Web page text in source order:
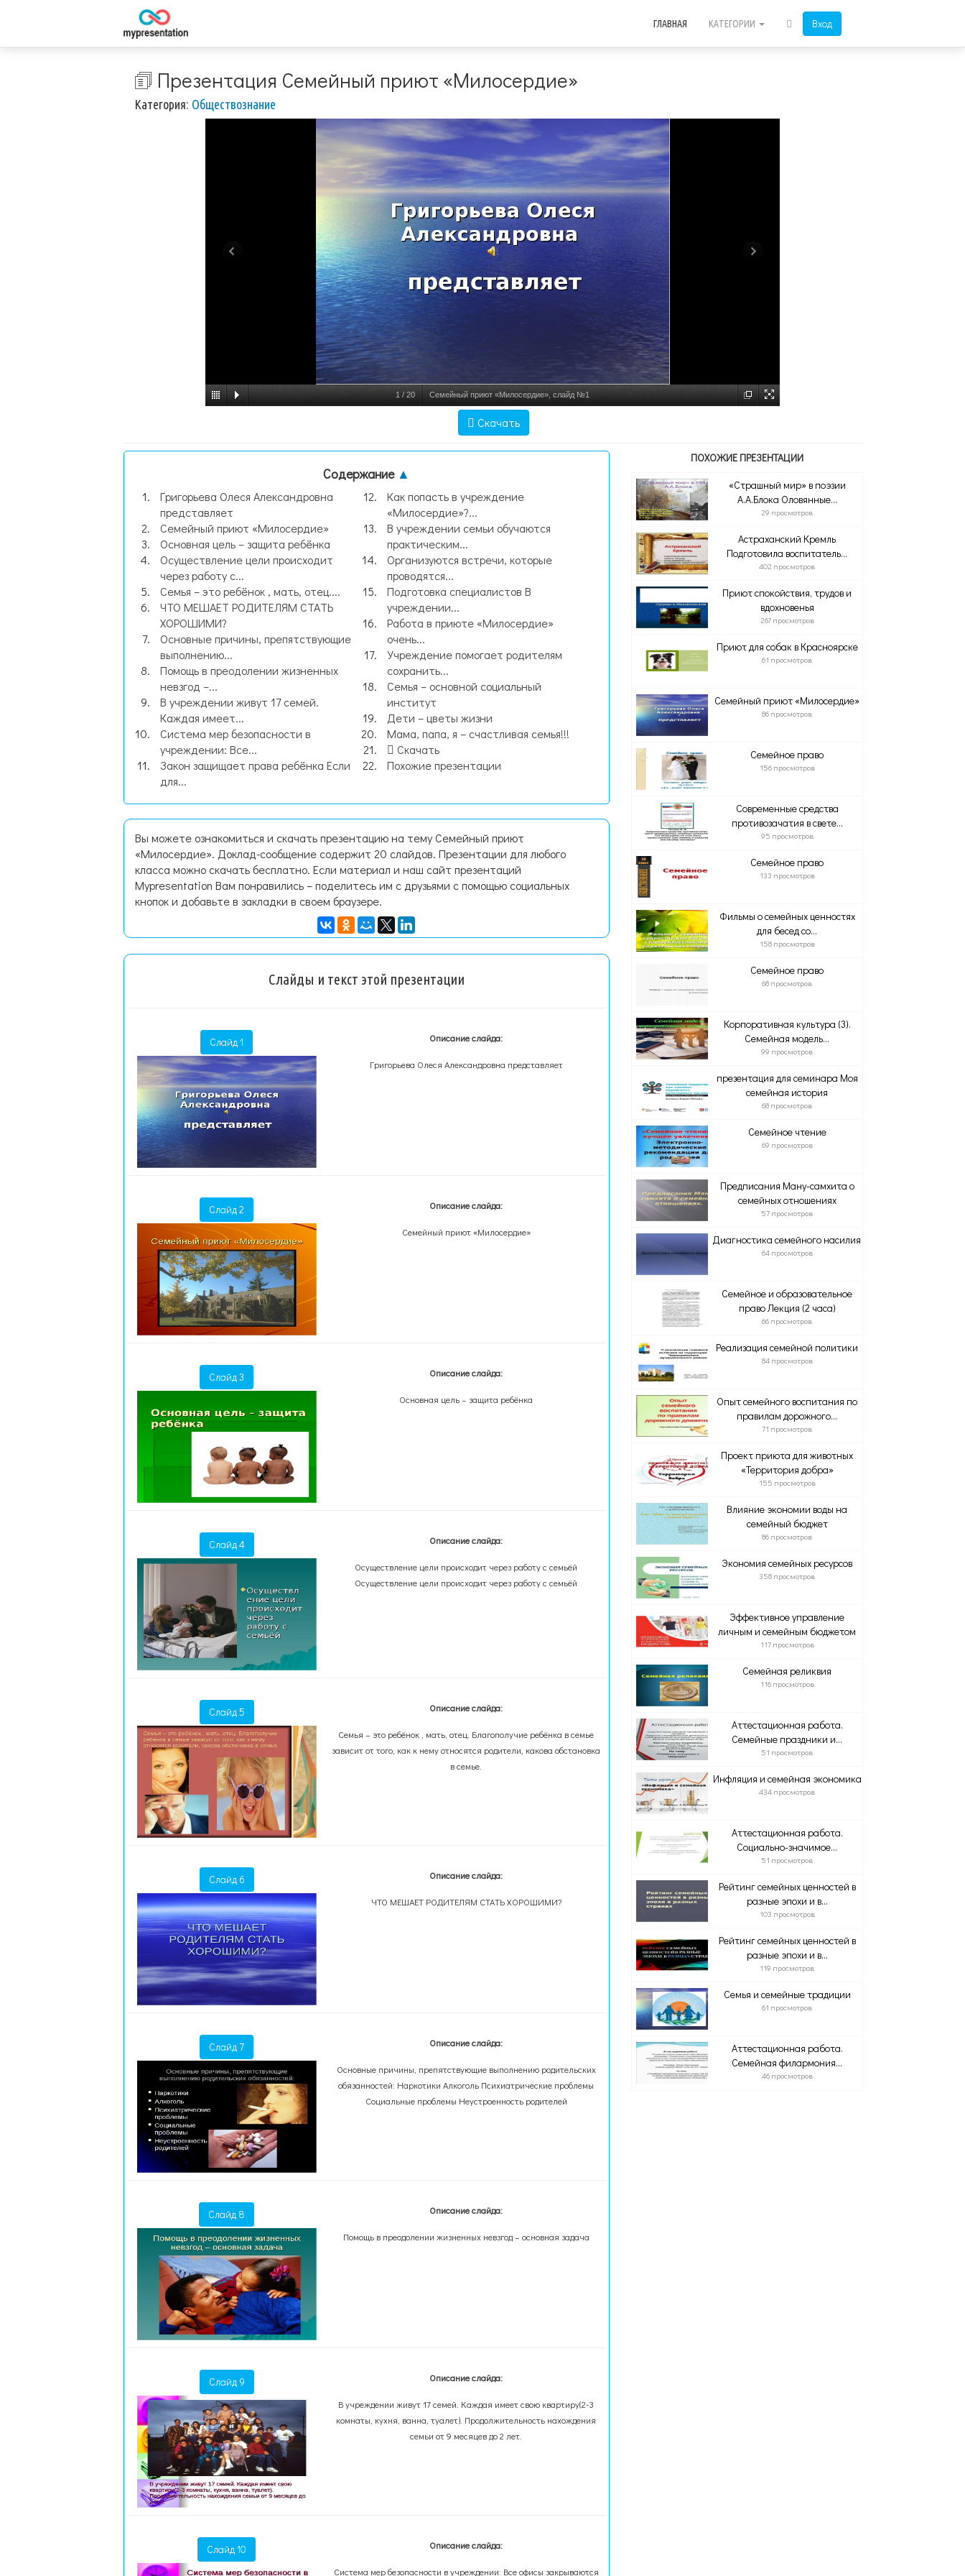
Вход
ГЛАВНАЯ КАТЕГОРИИ
🗊 Презентация Семейный приют «Милосердие»
Категория: Обществознание
1 / 20 Семейный приют «Милосердие», слайд №1
Скачать
Содержание ▲
Григорьева Олеся Александровна
представляет
Семейный приют «Милосердие»
Основная цель – защита ребёнка
Осуществление цели происходит
через работу с...
Семья – это ребёнок , мать, отец....
ЧТО МЕШАЕТ РОДИТЕЛЯМ СТАТЬ
ХОРОШИМИ?
Основные причины, препятствующие
выполнению...
Помощь в преодолении жизненных
невзгод –...
В учреждении живут 17 семей.
Каждая имеет...
Система мер безопасности в
учреждении: Все...
Закон защищает права ребёнка Если
для...
Как попасть в учреждение
«Милосердие»?...
В учреждении семьи обучаются
практическим...
Организуются встречи, которые
проводятся...
Подготовка специалистов В
учреждении...
Работа в приюте «Милосердие»
очень...
Учреждение помогает родителям
сохранить...
Семья – основной социальный
институт
Дети – цветы жизни
Мама, папа, я – счастливая семья!!!
Скачать
Похожие презентации
Вы можете ознакомиться и скачать презентацию на тему Семейный приют
«Милосердие». Доклад-сообщение содержит 20 слайдов. Презентации для любого
класса можно скачать бесплатно. Если материал и наш сайт презентаций
Mypresentation Вам понравились – поделитесь им с друзьями с помощью социальных
кнопок и добавьте в закладки в своем браузере.
Слайды и текст этой презентации
Слайд 1 Описание слайда:
Григорьева Олеся Александровна представляет
Слайд 2 Описание слайда:
Семейный приют «Милосердие»
Слайд 3 Описание слайда:
Основная цель – защита ребёнка
Слайд 4 Описание слайда:
Осуществление цели происходит через работу с семьёй
Осуществление цели происходит через работу с семьёй
Слайд 5 Описание слайда:
Семья – это ребёнок , мать, отец. Благополучие ребёнка в семье
зависит от того, как к нему относятся родители, какова обстановка
в семье.
Слайд 6 Описание слайда:
ЧТО МЕШАЕТ РОДИТЕЛЯМ СТАТЬ ХОРОШИМИ?
Слайд 7 Описание слайда:
Основные причины, препятствующие выполнению родительских
обязанностей: Наркотики Алкоголь Психиатрические проблемы
Социальные проблемы Неустроенность родителей
Слайд 8 Описание слайда:
Помощь в преодолении жизненных невзгод – основная задача
Слайд 9 Описание слайда:
В учреждении живут 17 семей. Каждая имеет свою квартиру(2-3
комнаты, кухня, ванна, туалет). Продолжительность нахождения
семьи от 9 месяцев до 2 лет.
Слайд 10 Описание слайда:
Система мер безопасности в учреждении: Все офисы закрываются
ПОХОЖИЕ ПРЕЗЕНТАЦИИ
«Страшный мир» в поэзии
А.А.Блока Оловянные...
29 просмотров
Астраханский Кремль
Подготовила воспитатель...
402 просмотров
Приют спокойствия, трудов и
вдохновенья
267 просмотров
Приют для собак в Красноярске
61 просмотров
Семейный приют «Милосердие»
86 просмотров
Семейное право
156 просмотров
Современные средства
противозачатия в свете...
95 просмотров
Семейное право
133 просмотров
Фильмы о семейных ценностях
для бесед со...
158 просмотров
Семейное право
68 просмотров
Корпоративная культура (3).
Семейная модель...
99 просмотров
презентация для семинара Моя
семейная история
68 просмотров
Семейное чтение
69 просмотров
Предписания Ману-самхита о
семейных отношениях
57 просмотров
Диагностика семейного насилия
64 просмотров
Семейное и образовательное
право Лекция (2 часа)
66 просмотров
Реализация семейной политики
84 просмотров
Опыт семейного воспитания по
правилам дорожного...
71 просмотров
Проект приюта для животных
«Территория добра»
155 просмотров
Влияние экономии воды на
семейный бюджет
86 просмотров
Экономия семейных ресурсов
358 просмотров
Эффективное управление
личным и семейным бюджетом
117 просмотров
Семейная реликвия
116 просмотров
Аттестационная работа.
Семейные праздники и...
51 просмотров
Инфляция и семейная экономика
434 просмотров
Аттестационная работа.
Социально-значимое...
51 просмотров
Рейтинг семейных ценностей в
разные эпохи и в...
103 просмотров
Рейтинг семейных ценностей в
разные эпохи и в...
119 просмотров
Семья и семейные традиции
61 просмотров
Аттестационная работа.
Семейная филармония...
46 просмотров